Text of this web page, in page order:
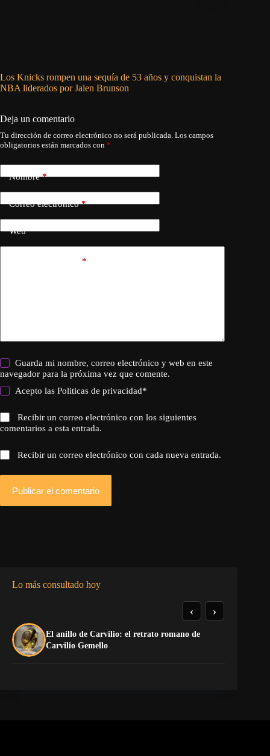
Los Knicks rompen una sequía de 53 años y conquistan la
NBA liderados por Jalen Brunson
Deja un comentario
Tu dirección de correo electrónico no será publicada. Los campos
obligatorios están marcados con *
Nombre*
Correo electrónico*
Web
*
Guarda mi nombre, correo electrónico y web en este
navegador para la próxima vez que comente.
Acepto lasPoliticas de privacidad*
Recibir un correo electrónico con los siguientes
comentarios a esta entrada.
Recibir un correo electrónico con cada nueva entrada.
Publicar el comentario
Lo más consultado hoy
El anillo de Carvilio: el retrato romano de
Carvilio Gemello
‹ ›